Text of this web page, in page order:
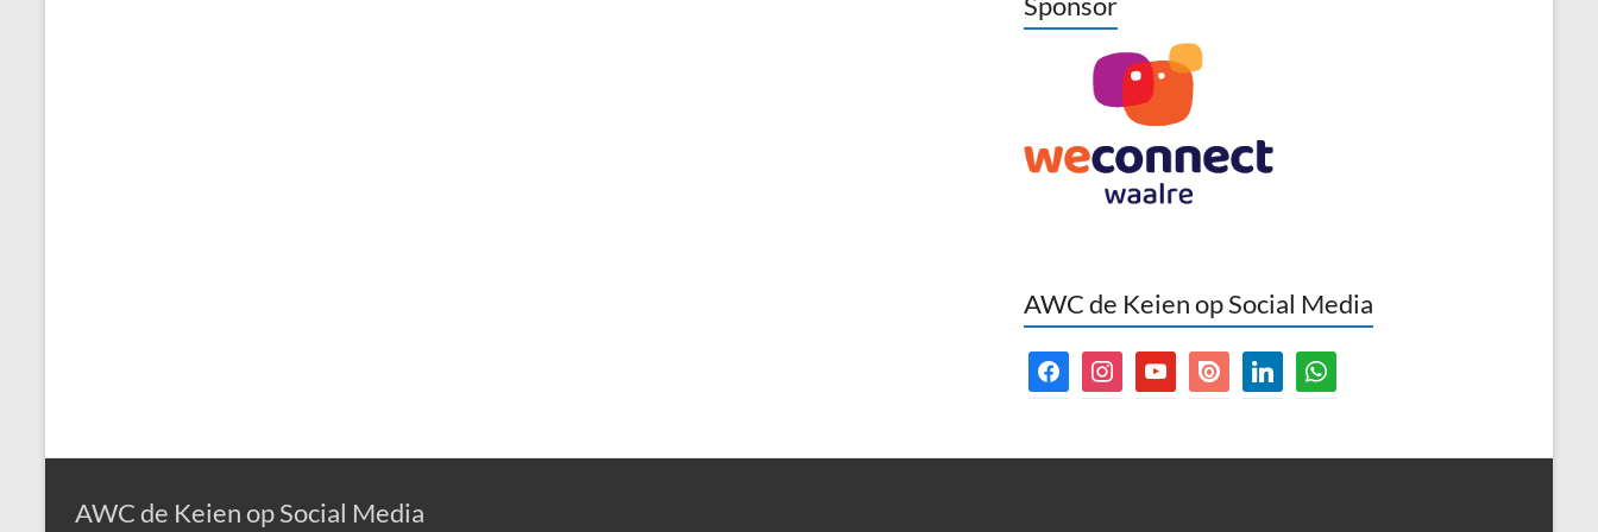
AWC de Keien op Social Media
facebookinstagramyoutubeissuu linkedinwhatsapp
AWC de Keien op Social Media